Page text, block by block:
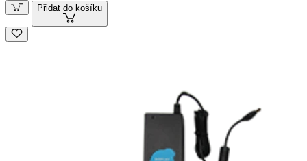
Přidat do košíku